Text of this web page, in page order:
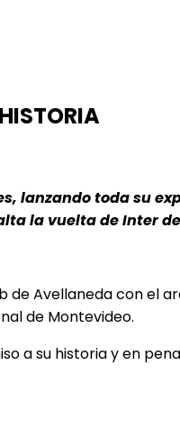
lanzando toda su
la vuelta de Inter
de Avellaneda con
de Montevideo.
a su historia y en